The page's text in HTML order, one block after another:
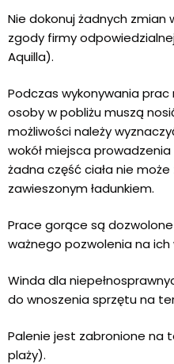
Nie dokonuj żadnych
zgody firmy
Aquilla).
Podczas wykonywania
osoby w pobliżu muszą
możliwości należy
wokół miejsca
żadna część ciała nie
zawieszonym ładunkiem.
Prace gorące są
ważnego pozwolenia na ich
Winda dla
do wnoszenia sprzętu na
Palenie jest zabronione na
plaży).